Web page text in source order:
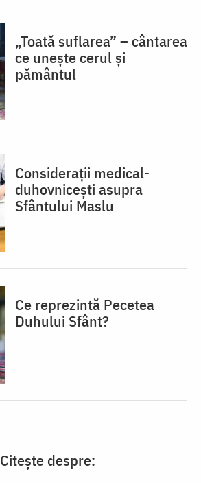
„Toată suflarea” – cântarea
ce unește cerul și
pământul
Considerații medical-
duhovnicești asupra
Sfântului Maslu
Ce reprezintă Pecetea
Duhului Sfânt?
Citește despre: